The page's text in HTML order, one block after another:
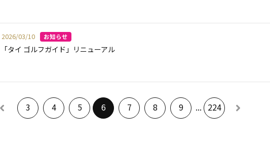
2026/03/10
「タイ ゴルフガイド」リニューアル
3 4 5 6 7 8 9 ... 224